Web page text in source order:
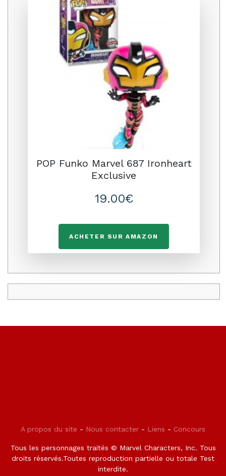
POP Funko Marvel 687 Ironheart
Exclusive
19.00€
ACHETER SUR AMAZON
A propos du site - Nous contacter - Liens - Concours
Tous les personnages traités © Marvel Characters, Inc. Tous
droits réservés.Toutes reproduction partielle ou totale Test
interdite.